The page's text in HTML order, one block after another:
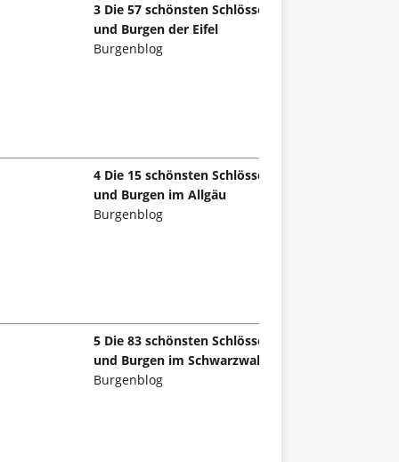
3 Die 57 schönsten Schlösser
und Burgen der Eifel
Burgenblog
4 Die 15 schönsten Schlösser
und Burgen im Allgäu
Burgenblog
5 Die 83 schönsten Schlösser
und Burgen im Schwarzwald
Burgenblog